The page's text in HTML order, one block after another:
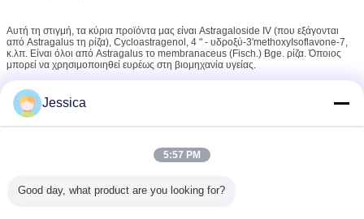
Αυτή τη στιγμή, τα κύρια προϊόντα μας είναι Astragaloside IV (που εξάγονται
από Astragalus τη ρίζα), Cycloastragenol, 4 " - υδροξύ-3'methoxyIsoflavone-7,
κ.λπ. Είναι όλοι από Astragalus το membranaceus (Fisch.) Bge. ρίζα. Όποιος
μπορεί να χρησιμοποιηθεί ευρέως στη βιομηχανία υγείας.
Κατά τη διάρκεια των ετών, Cogon Biotech έχει οδηγήσει το Astragaloside IV και
Cycloastragenol στην ποιότητα, τιμή. Έχουμε χτίσει τη διάρκεια και τις
κερδοφόρες σχέσεις με τους πελάτες μας.
Είμαστε δεσμευμένοι να γίνουμε ο προτιμημένος κατασκευαστής Astragaloside
Jessica
5:57 PM
Good day, what product are you looking for?